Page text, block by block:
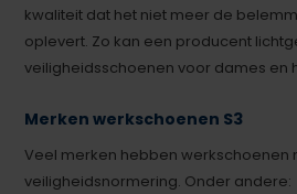
kwaliteit dat het niet meer de
oplevert. Zo kan een producent
veiligheidsschoenen voor dames en
Merken werkschoenen S3
Veel merken hebben werkschoenen
veiligheidsnormering. Onder andere: